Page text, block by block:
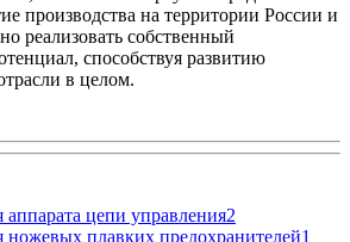
производства на территории России и
реализовать собственный
способствуя развитию
в целом.
аппарата цепи управления2
ножевых плавких предохранителей1